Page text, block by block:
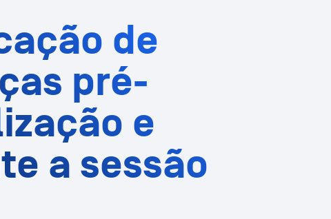
de
pré-
e
a sessão